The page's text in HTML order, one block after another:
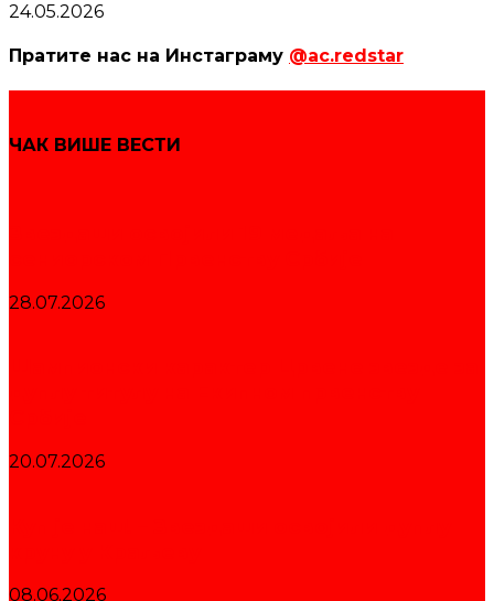
24.05.2026
Пратите нас на Инстаграму @ac.redstar
ЧАК ВИШЕ ВЕСТИ
28.07.2026
20.07.2026
08.06.2026